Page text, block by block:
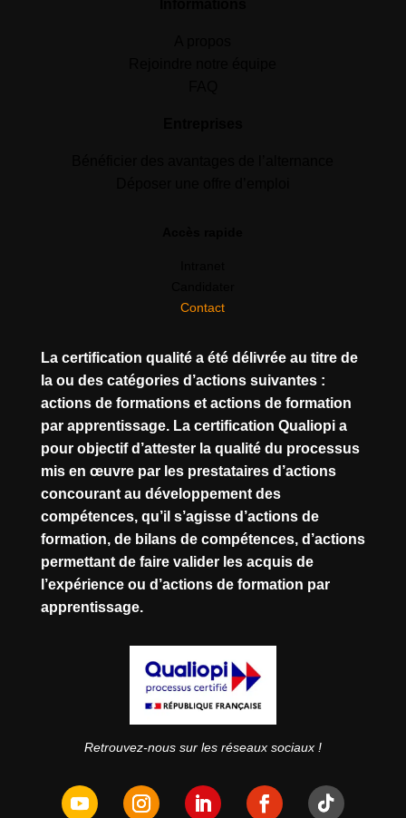
Contact
La certification qualité a été délivrée au titre de
la ou des catégories d’actions suivantes :
actions de formations et actions de formation
par apprentissage. La certification Qualiopi a
pour objectif d’attester la qualité du processus
mis en œuvre par les prestataires d’actions
concourant au développement des
compétences, qu’il s’agisse d’actions de
formation, de bilans de compétences, d’actions
permettant de faire valider les acquis de
l’expérience ou d’actions de formation par
apprentissage.
Retrouvez-nous sur les réseaux sociaux !